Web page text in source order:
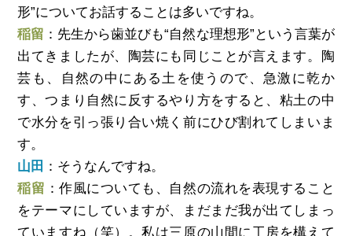
形”についてお話することは多いですね。
稲留 ：先生から歯並びも“自然な理想形”という言葉が
出てきましたが、陶芸にも同じことが言えます。陶
芸も、自然の中にある土を使うので、急激に乾か
す、つまり自然に反するやり方をすると、粘土の中
で水分を引っ張り合い焼く前にひび割れてしまいま
す。
山田 ：そうなんですね。
稲留 ：作風についても、自然の流れを表現すること
をテーマにしていますが、まだまだ我が出てしまっ
ていますね（笑）。私は三原の山間に工房を構えて